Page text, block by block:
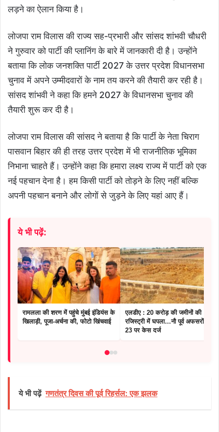
लड़ने का ऐलान किया है।
लोजपा राम विलास की राज्य सह-प्रभारी और सांसद शांभवी चौधरी
ने गुरुवार को पार्टी की प्लानिंग के बारे में जानकारी दी है। उन्होंने
बताया कि लोक जनशक्ति पार्टी 2027 के उत्तर प्रदेश विधानसभा
चुनाव में अपने उम्मीदवारों के नाम तय करने की तैयारी कर रही है।
सांसद शांभवी ने कहा कि हमने 2027 के विधानसभा चुनाव की
तैयारी शुरू कर दी है।
लोजपा राम विलास की सांसद ने बताया है कि पार्टी के नेता चिराग
पासवान बिहार की ही तरह उत्तर प्रदेश में भी राजनीतिक भूमिका
निभाना चाहते हैं। उन्होंने कहा कि हमारा लक्ष्य राज्य में पार्टी को एक
नई पहचान देना है। हम किसी पार्टी को तोड़ने के लिए नहीं बल्कि
अपनी पहचान बनाने और लोगों से जुड़ने के लिए यहां आए हैं।
ये भी पढ़ें:
रामलला की शरण में पहुंचे मुंबई इंडियंस के
खिलाड़ी, पूजा-अर्चना की, फोटो खिंचवाई
एलडीए : 20 करोड़ की जमीनों की
रजिस्ट्री में घपला…नौ पूर्व अफसरों समेत
23 पर केस दर्ज
ये भी पढ़ें गणतंत्र दिवस की पूर्व रिहर्सल: एक झलक